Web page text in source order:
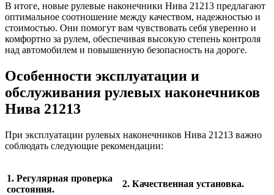
В итоге, новые рулевые наконечники Нива 21213 предлагают
оптимальное соотношение между качеством, надежностью и
стоимостью. Они помогут вам чувствовать себя уверенно и
комфортно за рулем, обеспечивая высокую степень контроля
над автомобилем и повышенную безопасность на дороге.
Особенности эксплуатации и
обслуживания рулевых наконечников
Нива 21213
При эксплуатации рулевых наконечников Нива 21213 важно
соблюдать следующие рекомендации:
1. Регулярная проверка
состояния.
2. Качественная установка.